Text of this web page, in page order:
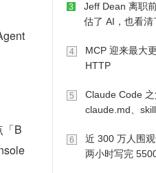
「B
3
Jeff Dean 离职
估了 AI，也看
4
MCP 迎来最大
HTTP
5
Claude Code
claude.md、
6
近 300 万人围
两小时写完